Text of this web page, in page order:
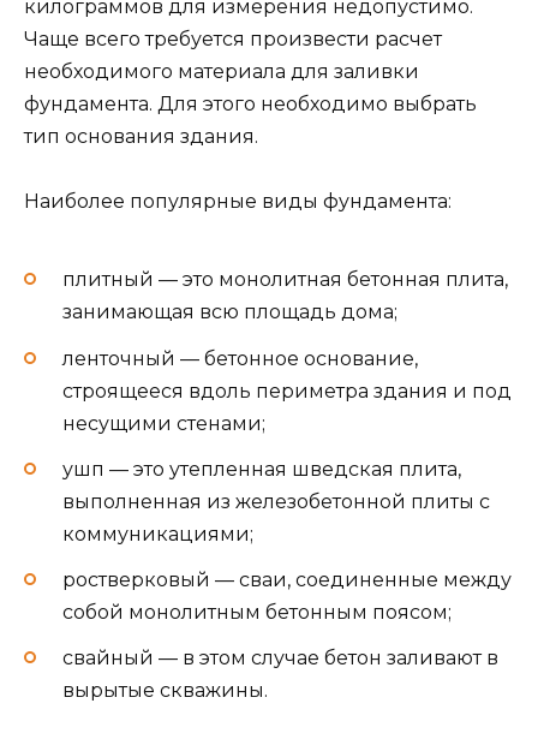
килограммов для измерения недопустимо.
Чаще всего требуется произвести расчет
необходимого материала для заливки
фундамента. Для этого необходимо выбрать
тип основания здания.
Наиболее популярные виды фундамента:
плитный — это монолитная бетонная плита,
занимающая всю площадь дома;
ленточный — бетонное основание,
строящееся вдоль периметра здания и под
несущими стенами;
ушп — это утепленная шведская плита,
выполненная из железобетонной плиты с
коммуникациями;
ростверковый — сваи, соединенные между
собой монолитным бетонным поясом;
свайный — в этом случае бетон заливают в
вырытые скважины.